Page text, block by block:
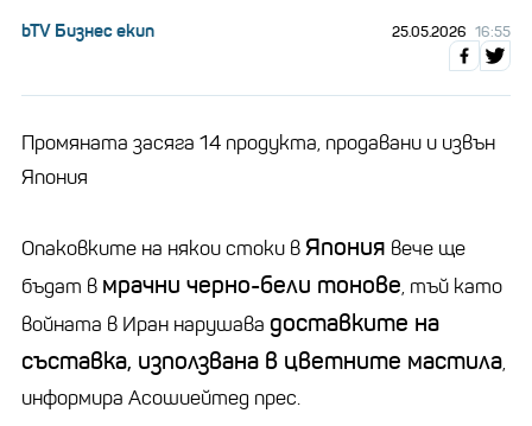
bTV Бизнес екип 25.05.2026 16:55
Промяната засяга 14 продукта, продавани и извън
Япония
Опаковките на някои стоки вЯпония вече ще
бъдат в мрачни черно-бели тонове, тъй като
войната в Иран нарушава доставките на
съставка, използвана в цветните мастила,
информира Асошиейтед прес.